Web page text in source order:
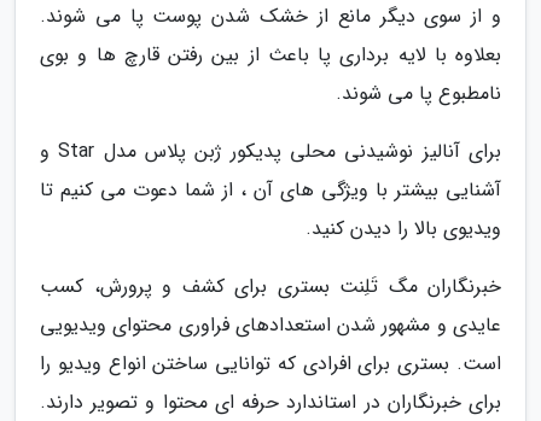
و از سوی دیگر مانع از خشک شدن پوست پا می شوند.
بعلاوه با لایه برداری پا باعث از بین رفتن قارچ ها و بوی
نامطبوع پا می شوند.
برای آنالیز نوشیدنی محلی پدیکور ژبن پلاس مدل Star و
آشنایی بیشتر با ویژگی های آن ، از شما دعوت می کنیم تا
ویدیوی بالا را دیدن کنید.
خبرنگاران مگ تَلِنت بستری برای کشف و پرورش، کسب
عایدی و مشهور شدن استعدادهای فراوری محتوای ویدیویی
است. بستری برای افرادی که توانایی ساختن انواع ویدیو را
برای خبرنگاران در استاندارد حرفه ای محتوا و تصویر دارند.